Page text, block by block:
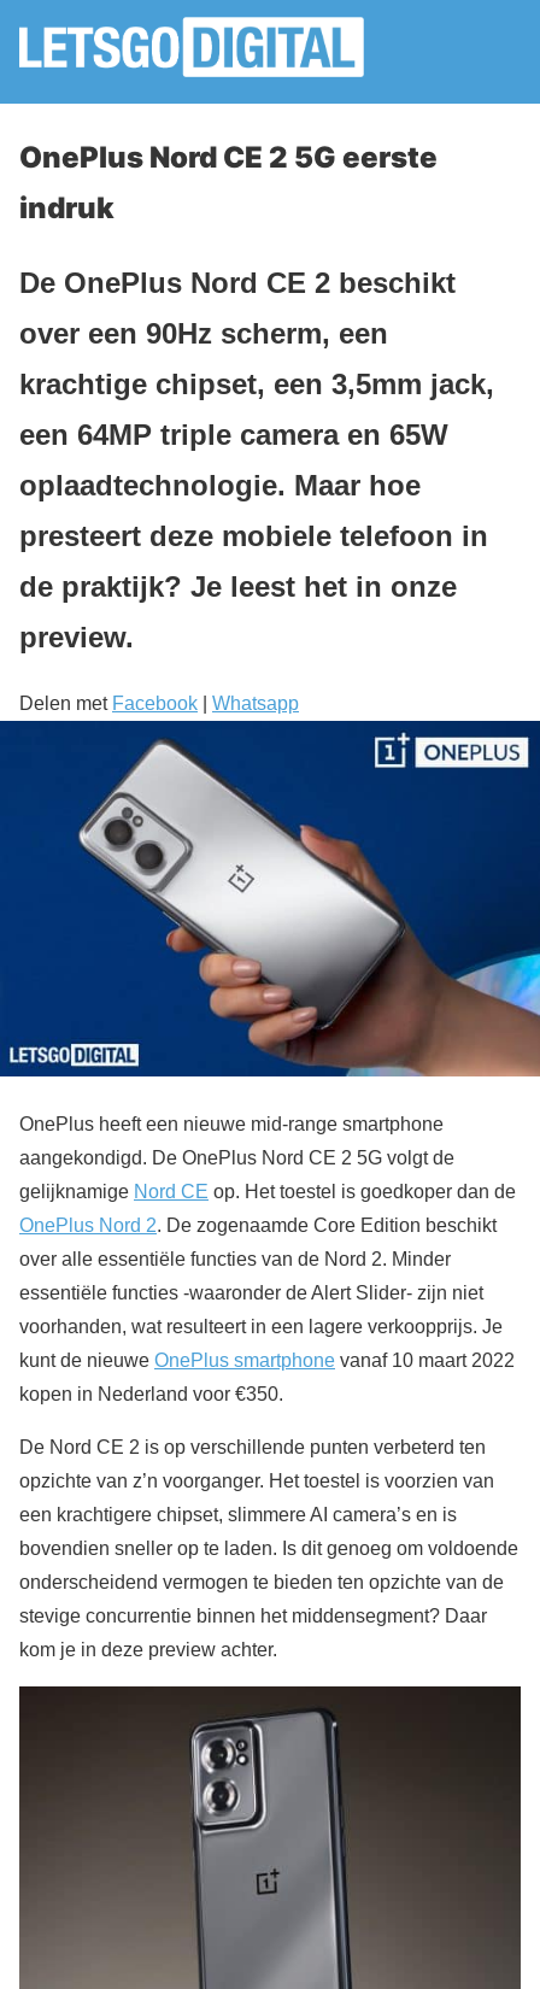
OnePlus Nord CE 2 5G eerste
indruk
De OnePlus Nord CE 2 beschikt
over een 90Hz scherm, een
krachtige chipset, een 3,5mm jack,
een 64MP triple camera en 65W
oplaadtechnologie. Maar hoe
presteert deze mobiele telefoon in
de praktijk? Je leest het in onze
preview.
Delen met Facebook Whatsapp
OnePlus heeft een nieuwe mid-range smartphone
aangekondigd. De OnePlus Nord CE 2 5G volgt de
gelijknamige Nord CE op. Het toestel is goedkoper dan de
OnePlus Nord 2. De zogenaamde Core Edition beschikt
over alle essentiële functies van de Nord 2. Minder
essentiële functies -waaronder de Alert Slider- zijn niet
voorhanden, wat resulteert in een lagere verkoopprijs. Je
kunt de nieuwe OnePlus smartphone vanaf 10 maart 2022
kopen in Nederland voor €350.
De Nord CE 2 is op verschillende punten verbeterd ten
opzichte van z’n voorganger. Het toestel is voorzien van
een krachtigere chipset, slimmere AI camera’s en is
bovendien sneller op te laden. Is dit genoeg om voldoende
onderscheidend vermogen te bieden ten opzichte van de
stevige concurrentie binnen het middensegment? Daar
kom je in deze preview achter.